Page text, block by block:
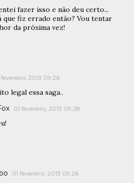
fazer isso e não deu certo...
que fiz errado então? Vou tentar
da próxima vez!
fevereiro, 2013 09:26
legal essa saga..
01 fevereiro, 2013 09:28
01 fevereiro, 2013 09:26